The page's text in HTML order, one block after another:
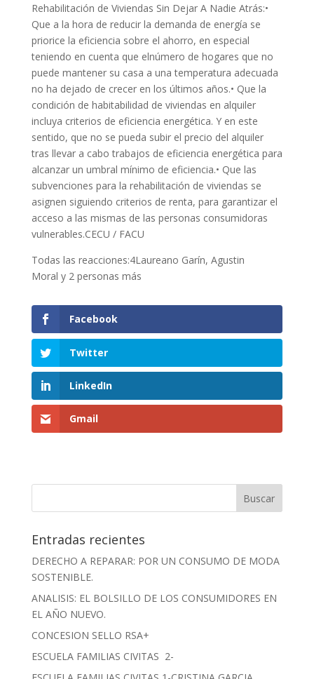
Rehabilitación de Viviendas Sin Dejar A Nadie Atrás:•
Que a la hora de reducir la demanda de energía se
priorice la eficiencia sobre el ahorro, en especial
teniendo en cuenta que elnúmero de hogares que no
puede mantener su casa a una temperatura adecuada
no ha dejado de crecer en los últimos años.• Que la
condición de habitabilidad de viviendas en alquiler
incluya criterios de eficiencia energética. Y en este
sentido, que no se pueda subir el precio del alquiler
tras llevar a cabo trabajos de eficiencia energética para
alcanzar un umbral mínimo de eficiencia.• Que las
subvenciones para la rehabilitación de viviendas se
asignen siguiendo criterios de renta, para garantizar el
acceso a las mismas de las personas consumidoras
vulnerables.CECU / FACU
Todas las reacciones:4Laureano Garín, Agustin
Moral y 2 personas más
Facebook
Twitter
LinkedIn
Gmail
Entradas recientes
DERECHO A REPARAR: POR UN CONSUMO DE MODA
SOSTENIBLE.
ANALISIS: EL BOLSILLO DE LOS CONSUMIDORES EN
EL AÑO NUEVO.
CONCESION SELLO RSA+
ESCUELA FAMILIAS CIVITAS 2-